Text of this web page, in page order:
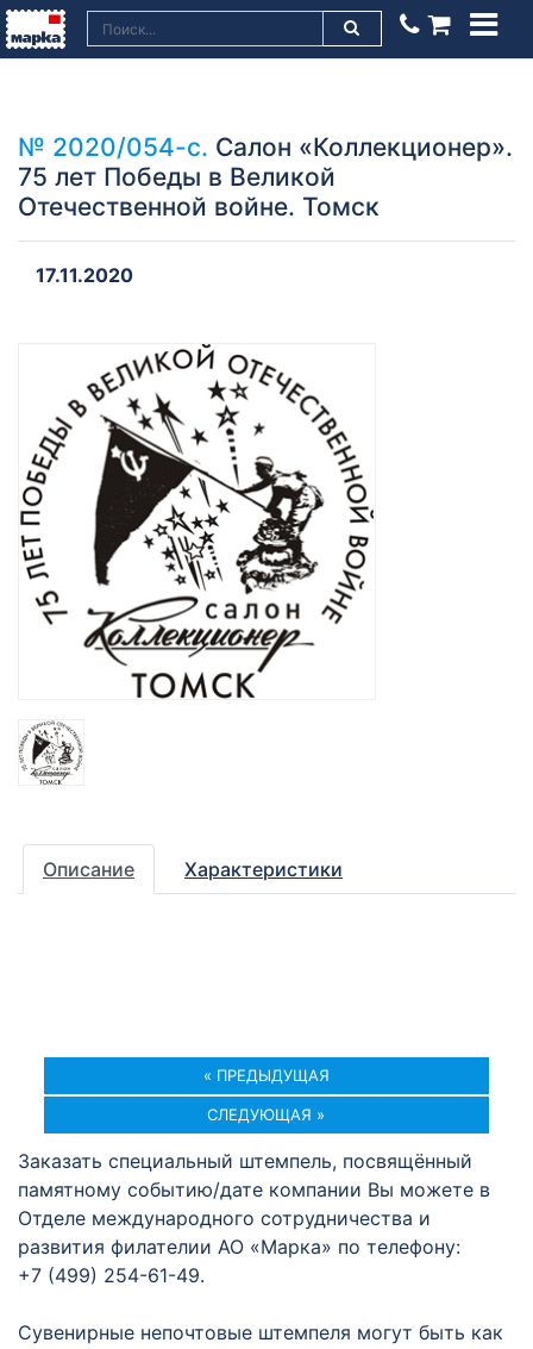
№ 2020/054-с. Салон «Коллекционер».
75 лет Победы в Великой
Отечественной войне. Томск
17.11.2020
Описание Характеристики
« ПРЕДЫДУЩАЯ
СЛЕДУЮЩАЯ »
Заказать специальный штемпель, посвящённый
памятному событию/дате компании Вы можете в
Отделе международного сотрудничества и
развития филателии АО «Марка» по телефону:
+7 (499) 254-61-49.
Сувенирные непочтовые штемпеля могут быть как